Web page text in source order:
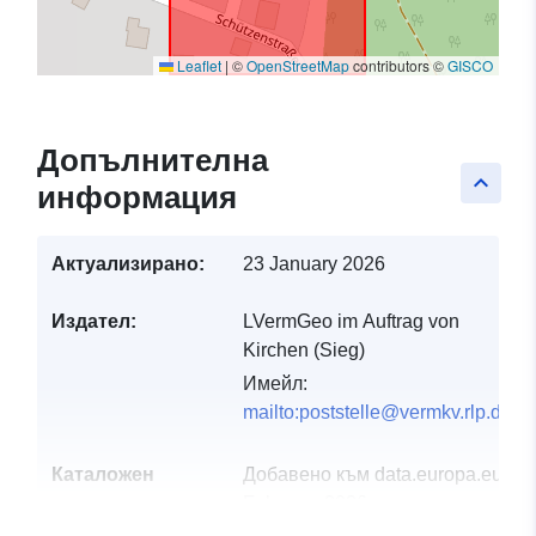
Leaflet | ©OpenStreetMapcontributors ©GISCO
keyboard_arrow_up
Допълнителна
информация
Актуализирано: 23 January 2026
Издател:
LVermGeo im Auftrag von
Kirchen (Sieg)
Имейл:
mailto:poststelle@vermkv.rlp.de
Каталожен
Добавено към data.europa.eu: